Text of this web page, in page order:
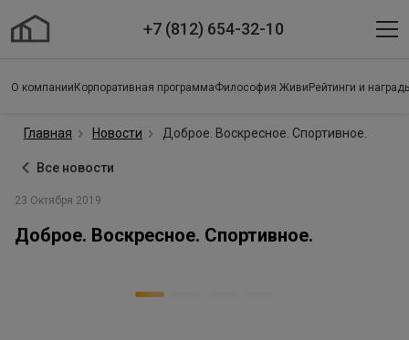
+7 (812) 654-32-10
О компании Корпоративная программаФилософия Живи Рейтинги и
Главная Новости Доброе. Воскресное. Спортивное.
Все новости
23 Октября 2019
Доброе. Воскресное. Спортивное.